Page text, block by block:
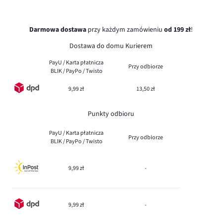
Darmowa dostawa przy każdym zamówieniu od 199 zł!
Dostawa do domu Kurierem
PayU / Karta płatnicza
BLIK / PayPo / Twisto
Przy odbiorze
9,99 zł 13,50 zł
Punkty odbioru
PayU / Karta płatnicza
BLIK / PayPo / Twisto
Przy odbiorze
9,99 zł -
9,99 zł -